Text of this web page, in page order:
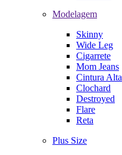
Modelagem
Skinny
Wide Leg
Cigarrete
Mom Jeans
Cintura Alta
Clochard
Destroyed
Flare
Reta
Plus Size